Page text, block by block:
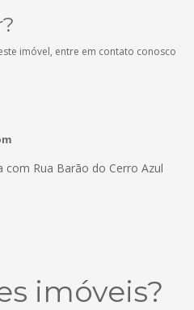
imóvel, entre em contato conosco
com Rua Barão do Cerro Azul
imóveis?